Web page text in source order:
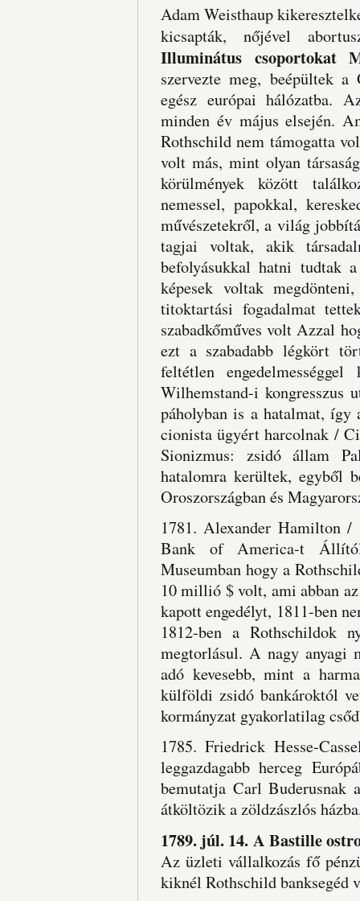
Adam Weisthaup
kicsapták, nőjével
Illuminátus csoportokat
szervezte meg, beépültek
egész európai hálózatba.
minden év május elsején.
Rothschild nem támogatta
volt más, mint olyan
körülmények között
nemessel, papokkal,
művészetekről, a világ
tagjai voltak, akik
befolyásukkal hatni tudtak
képesek voltak
titoktartási fogadalmat
szabadkőműves volt Azzal
ezt a szabadabb légkört
feltétlen
Wilhemstand-i kongresszus
páholyban is a hatalmat, így
cionista ügyért harcolnak /
Sionizmus: zsidó állam
hatalomra kerültek, egyből
Oroszországban és
1781. Alexander Hamilton
Bank of America-t
Museumban hogy a
10 millió $ volt, ami abban
kapott engedélyt, 1811-ben
1812-ben a Rothschildok
megtorlásul. A nagy anyagi
adó kevesebb, mint a
külföldi zsidó bankároktól
kormányzat gyakorlatilag
1785. Friedrick Hesse-
leggazdagabb herceg
bemutatja Carl Buderusnak
átköltözik a zöldzászlós
1789. júl. 14. A Bastille
Az üzleti vállalkozás fő
kiknél Rothschild banksegéd